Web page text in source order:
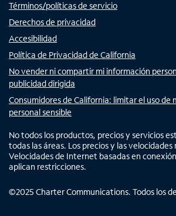
Términos/políticas de servicio
Derechos de privacidad
Accesibilidad
Política de Privacidad de California
No vender ni compartir mi información
publicidad dirigida
Consumidores de California: limitar el uso de
personal sensible
No todos los productos, precios y servicios
todas las áreas. Los precios y las
Velocidades de Internet basadas en
aplican restricciones.
©2025 Charter Communications. Todos los